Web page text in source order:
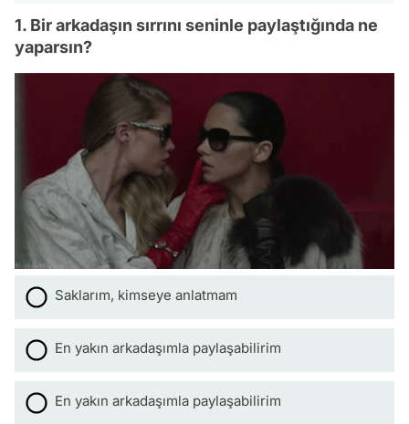
1. Bir arkadaşın sırrını seninle paylaştığında ne
yaparsın?
Saklarım, kimseye anlatmam
En yakın arkadaşımla paylaşabilirim
En yakın arkadaşımla paylaşabilirim